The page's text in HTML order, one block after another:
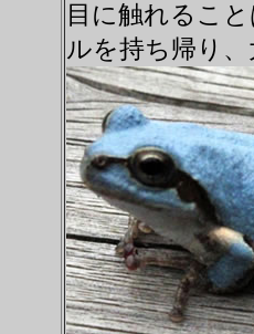
目に触れるこ
ルを持ち帰り